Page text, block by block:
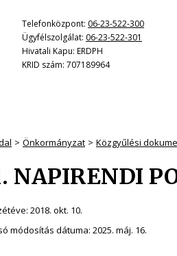
Telefonközpont: 06-23-522-300
Ügyfélszolgálat: 06-23-522-301
Hivatali Kapu: ERDPH
KRID szám: 707189964
Önkormányzat Közgyűlési
NAPIRENDI
2018. okt. 10.
módosítás dátuma: 2025. máj. 16.